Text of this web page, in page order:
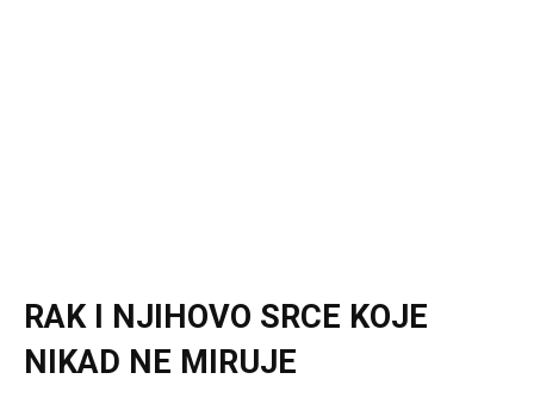
RAK I NJIHOVO SRCE KOJE
NIKAD NE MIRUJE